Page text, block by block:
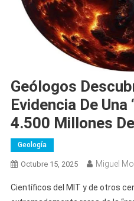
Geólogos
Evidencia De
4.500 Millones
Geología
Octubre 15, 2025 Miguel
Científicos del MIT y de otros